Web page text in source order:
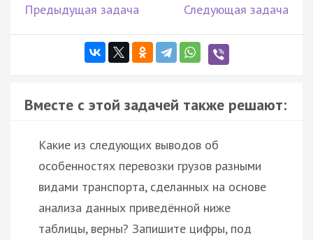
Предыдущая задача Следующая задача
Вместе с этой задачей также решают:
Какие из следующих выводов об
особенностях перевозки грузов разными
видами транспорта, сделанных на основе
анализа данных приведённой ниже
таблицы, верны? Запишите цифры, под